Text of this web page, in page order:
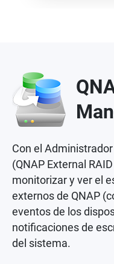
Con el
(QNAP External
monitorizar y ver el
externos de QNAP
eventos de los
notificaciones de
del sistema.